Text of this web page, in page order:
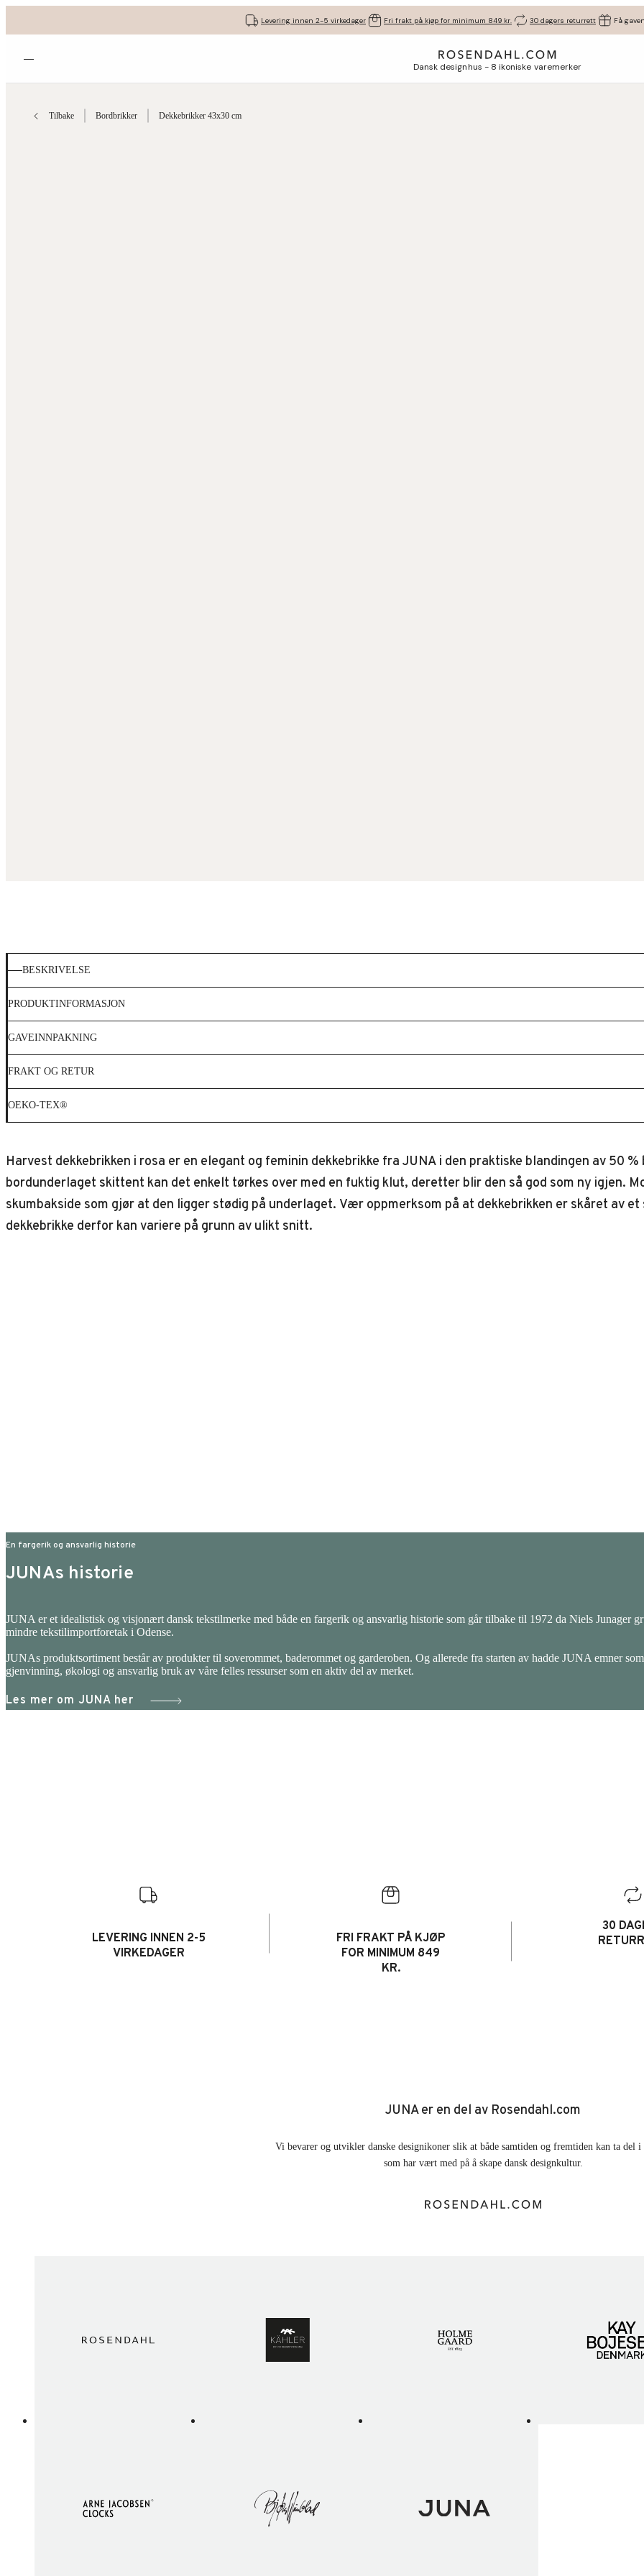
Levering innen 2-5 virkedager Fri frakt på kjøp for minimum 849 kr. 30 dagers returrett Få
Åpne menyen Dansk designhus - 8 ikoniske varemerker
Tilbake Bordbrikker Dekkebrikker 43x30 cm
BESKRIVELSE
PRODUKTINFORMASJON
GAVEINNPAKNING
FRAKT OG RETUR
OEKO-TEX®
Harvest dekkebrikken i rosa er en elegant og feminin dekkebrikke fra JUNA i den praktiske blandingen av 50
bordunderlaget skittent kan det enkelt tørkes over med en fuktig klut, deretter blir den så god som ny igjen.
skumbakside som gjør at den ligger stødig på underlaget. Vær oppmerksom på at dekkebrikken er skåret av
dekkebrikke derfor kan variere på grunn av ulikt snitt.
En fargerik og ansvarlig historie
JUNAs historie
JUNA er et idealistisk og visjonært dansk tekstilmerke med både en fargerik og ansvarlig historie som går tilbake til 1972 da Niels Junager
mindre tekstilimportforetak i Odense.
JUNAs produktsortiment består av produkter til soverommet, baderommet og garderoben. Og allerede fra starten av hadde JUNA emner som
gjenvinning, økologi og ansvarlig bruk av våre felles ressurser som en aktiv del av merket.
Les mer om JUNA her
LEVERING INNEN 2-5
VIRKEDAGER
FRI FRAKT PÅ KJØP
FOR MINIMUM 849
KR.
30
JUNA er en del av Rosendahl.com
Vi bevarer og utvikler danske designikoner slik at både samtiden og fremtiden kan ta del i
som har vært med på å skape dansk designkultur.